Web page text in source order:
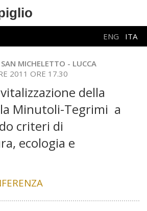
ENG ITA
MICHELETTO - LUCCA
2011 ORE 17.30
della
Minutoli-Tegrimi a
criteri di
ecologia e